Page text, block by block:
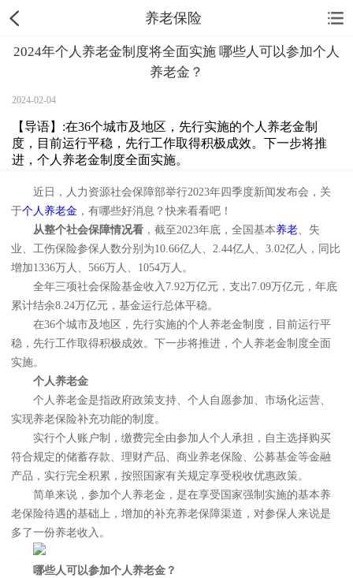
养老保险
2024年个人养老金制度将全面实施 哪些人可以参加个人
养老金？
2024-02-04
【导语】:在36个城市及地区，先行实施的个人养老金制
度，目前运行平稳，先行工作取得积极成效。下一步将推
进，个人养老金制度全面实施。
近日，人力资源社会保障部举行2023年四季度新闻发布会，关
于个人养老金 ，有哪些好消息？快来看看吧！
从整个社会保障情况看 ，截至2023年底，全国基本养老、失
业、工伤保险参保人数分别为10.66亿人、2.44亿人、3.02亿人，同比
增加1336万人、566万人、1054万人。
全年三项社会保险基金收入7.92万亿元，支出7.09万亿元，年底
累计结余8.24万亿元，基金运行总体平稳。
在36个城市及地区，先行实施的个人养老金制度，目前运行平
稳，先行工作取得积极成效。下一步将推进，个人养老金制度全面
实施。
个人养老金
个人养老金是指政府政策支持、个人自愿参加、市场化运营、
实现养老保险补充功能的制度。
实行个人账户制，缴费完全由参加人个人承担，自主选择购买
符合规定的储蓄存款、理财产品、商业养老保险、公募基金等金融
产品，实行完全积累，按照国家有关规定享受税收优惠政策。
简单来说，参加个人养老金，是在享受国家强制实施的基本养
老保险待遇的基础上，增加的补充养老保障渠道，对参保人来说是
多了一份养老收入。
哪些人可以参加个人养老金？